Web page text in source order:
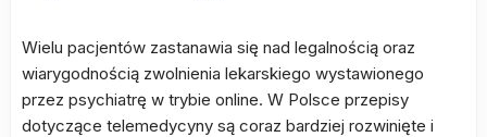
Wielu pacjentów zastanawia się nad legalnością oraz
wiarygodnością zwolnienia lekarskiego wystawionego
przez psychiatrę w trybie online. W Polsce przepisy
dotyczące telemedycyny są coraz bardziej rozwinięte i